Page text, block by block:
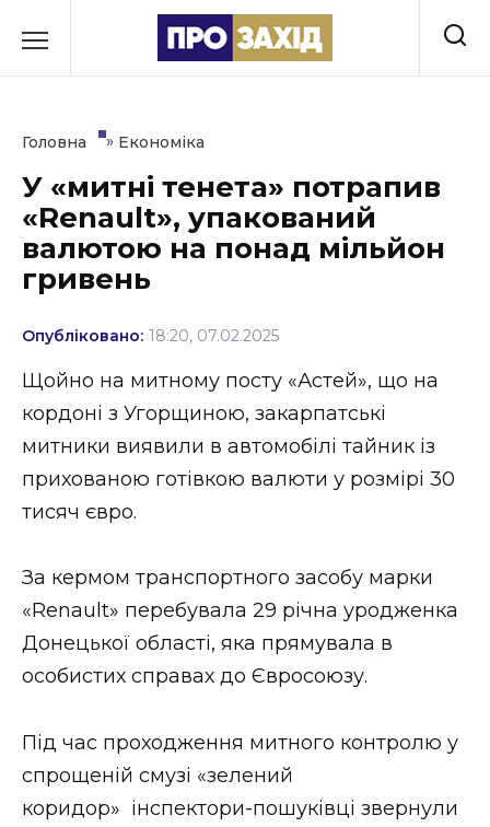
до
Культура
Освіта
Соціум
Стиль життя
Втрачений Ужгород (відеоверсія)
НОВИНИ ЗАХІДНОЇ УКРАЇНИ
Головна » Економіка
У «митні тенета» потрапив
«Renault», упакований
валютою на понад мільйон
гривень
Опубліковано: 18:20, 07.02.2025
Щойно на митному посту «Астей», що на
кордоні з Угорщиною, закарпатські
митники виявили в автомобілі тайник із
прихованою готівкою валюти у розмірі 30
тисяч євро.
За кермом транспортного засобу марки
«Renault» перебувала 29 річна уродженка
Донецької області, яка прямувала в
особистих справах до Євросоюзу.
Під час проходження митного контролю у
спрощеній смузі «зелений
коридор» інспектори-пошуківці звернули